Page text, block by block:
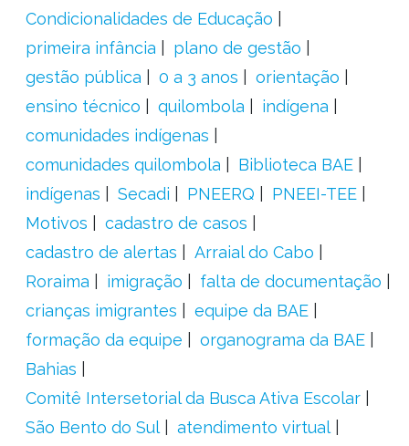
Condicionalidades de Educação
primeira infância
plano de gestão
gestão pública
0 a 3 anos
orientação
ensino técnico
quilombola
indígena
comunidades indígenas
comunidades quilombola
Biblioteca BAE
indígenas
Secadi PNEERQ
PNEEI-TEE
Motivos
cadastro de casos
cadastro de alertas
Arraial do Cabo
Roraima
imigração
falta de documentação
crianças imigrantes
equipe da BAE
formação da equipe
organograma da BAE
Bahias
Comitê Intersetorial da Busca Ativa Escolar
São Bento do Sul
atendimento virtual